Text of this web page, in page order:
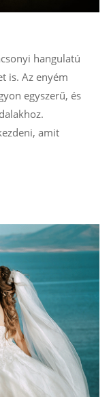
hangulatú
is. Az enyém
egyszerű, és
amit